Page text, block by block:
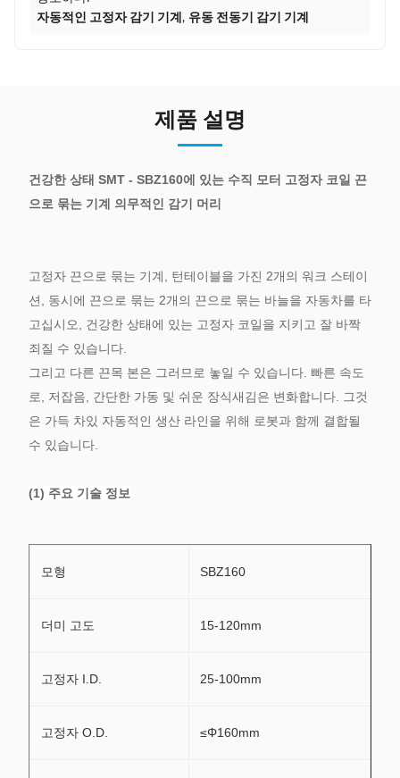
자동적인 고정자 감기 기계 , 유동 전동기 감기 기계
제품 설명
건강한 상태 SMT - SBZ160에 있는 수직 모터 고정자 코일 끈
으로 묶는 기계 의무적인 감기 머리
고정자 끈으로 묶는 기계, 턴테이블을 가진 2개의 워크 스테이
션, 동시에 끈으로 묶는 2개의 끈으로 묶는 바늘을 자동차를 타
고십시오, 건강한 상태에 있는 고정자 코일을 지키고 잘 바짝
죄질 수 있습니다.
그리고 다른 끈목 본은 그러므로 놓일 수 있습니다. 빠른 속도
로, 저잡음, 간단한 가동 및 쉬운 장식새김은 변화합니다. 그것
은 가득 차있 자동적인 생산 라인을 위해 로봇과 함께 결합될
수 있습니다.
(1) 주요 기술 정보
모형 SBZ160
더미 고도 15-120mm
고정자 I.D. 25-100mm
고정자 O.D. ≤Φ160mm